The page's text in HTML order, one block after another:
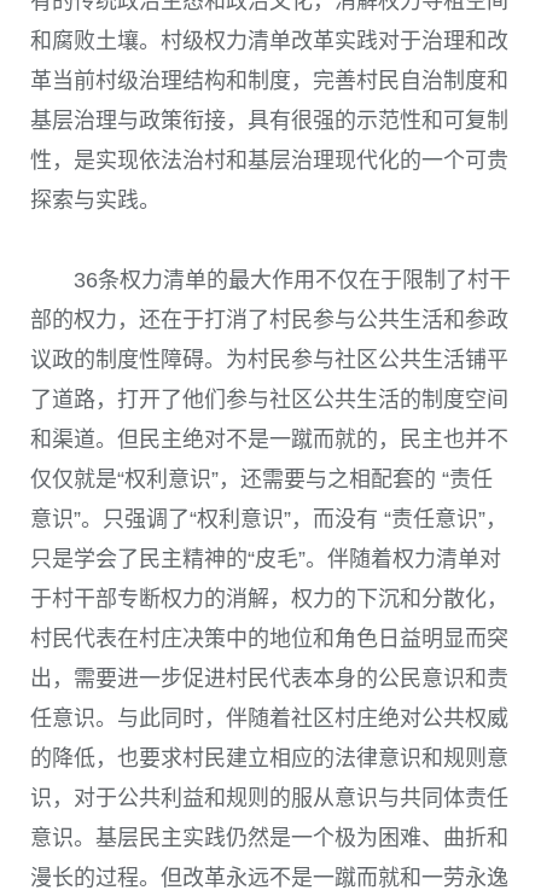
和腐败土壤。村级权力清单改革实践对于治理和改
革当前村级治理结构和制度，完善村民自治制度和
基层治理与政策衔接，具有很强的示范性和可复制
性，是实现依法治村和基层治理现代化的一个可贵
探索与实践。
36条权力清单的最大作用不仅在于限制了村干
部的权力，还在于打消了村民参与公共生活和参政
议政的制度性障碍。为村民参与社区公共生活铺平
了道路，打开了他们参与社区公共生活的制度空间
和渠道。但民主绝对不是一蹴而就的，民主也并不
仅仅就是“权利意识”，还需要与之相配套的 “责任
意识”。只强调了“权利意识”，而没有 “责任意识”，
只是学会了民主精神的“皮毛”。伴随着权力清单对
于村干部专断权力的消解，权力的下沉和分散化，
村民代表在村庄决策中的地位和角色日益明显而突
出，需要进一步促进村民代表本身的公民意识和责
任意识。与此同时，伴随着社区村庄绝对公共权威
的降低，也要求村民建立相应的法律意识和规则意
识，对于公共利益和规则的服从意识与共同体责任
意识。基层民主实践仍然是一个极为困难、曲折和
漫长的过程。但改革永远不是一蹴而就和一劳永逸